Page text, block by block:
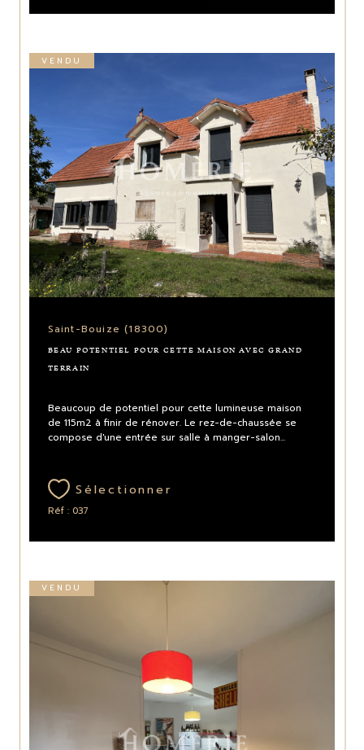
Saint-Bouize (18300)
BEAU POTENTIEL POUR CETTE MAISON AVEC GRAND
TERRAIN
Beaucoup de potentiel pour cette lumineuse maison
de 115m2 à finir de rénover. Le rez-de-chaussée se
compose d'une entrée sur salle à manger-salon...
Sélectionner
Réf : 037
VENDU
VENDU